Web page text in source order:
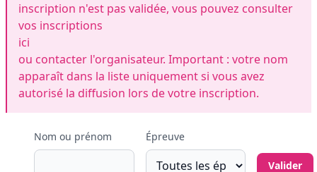
inscription n'est pas validée, vous pouvez consulter
vos inscriptions
ici
ou contacter l'organisateur. Important : votre nom
apparaît dans la liste uniquement si vous avez
autorisé la diffusion lors de votre inscription.
Nom ou prénom Épreuve